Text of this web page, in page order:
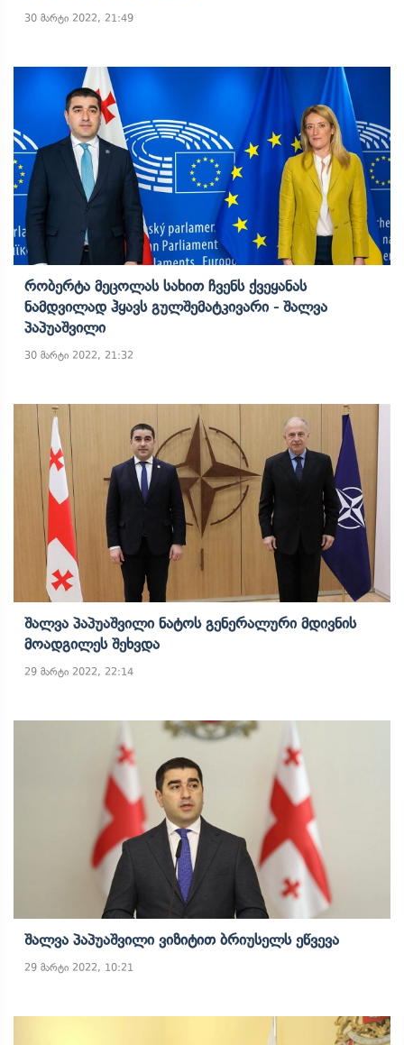
30 მარტი 2022, 21:49
Რობერტა Მეცოლას Სახით Ჩვენს Ქვეყანას
Ნამდვილად Ჰყავს Გულშემატკივარი - Შალვა
Პაპუაშვილი
30 მარტი 2022, 21:32
Შალვა Პაპუაშვილი Ნატოს Გენერალური Მდივნის
Მოადგილეს Შეხვდა
29 მარტი 2022, 22:14
Შალვა Პაპუაშვილი Ვიზიტით Ბრიუსელს Ეწვევა
29 მარტი 2022, 10:21